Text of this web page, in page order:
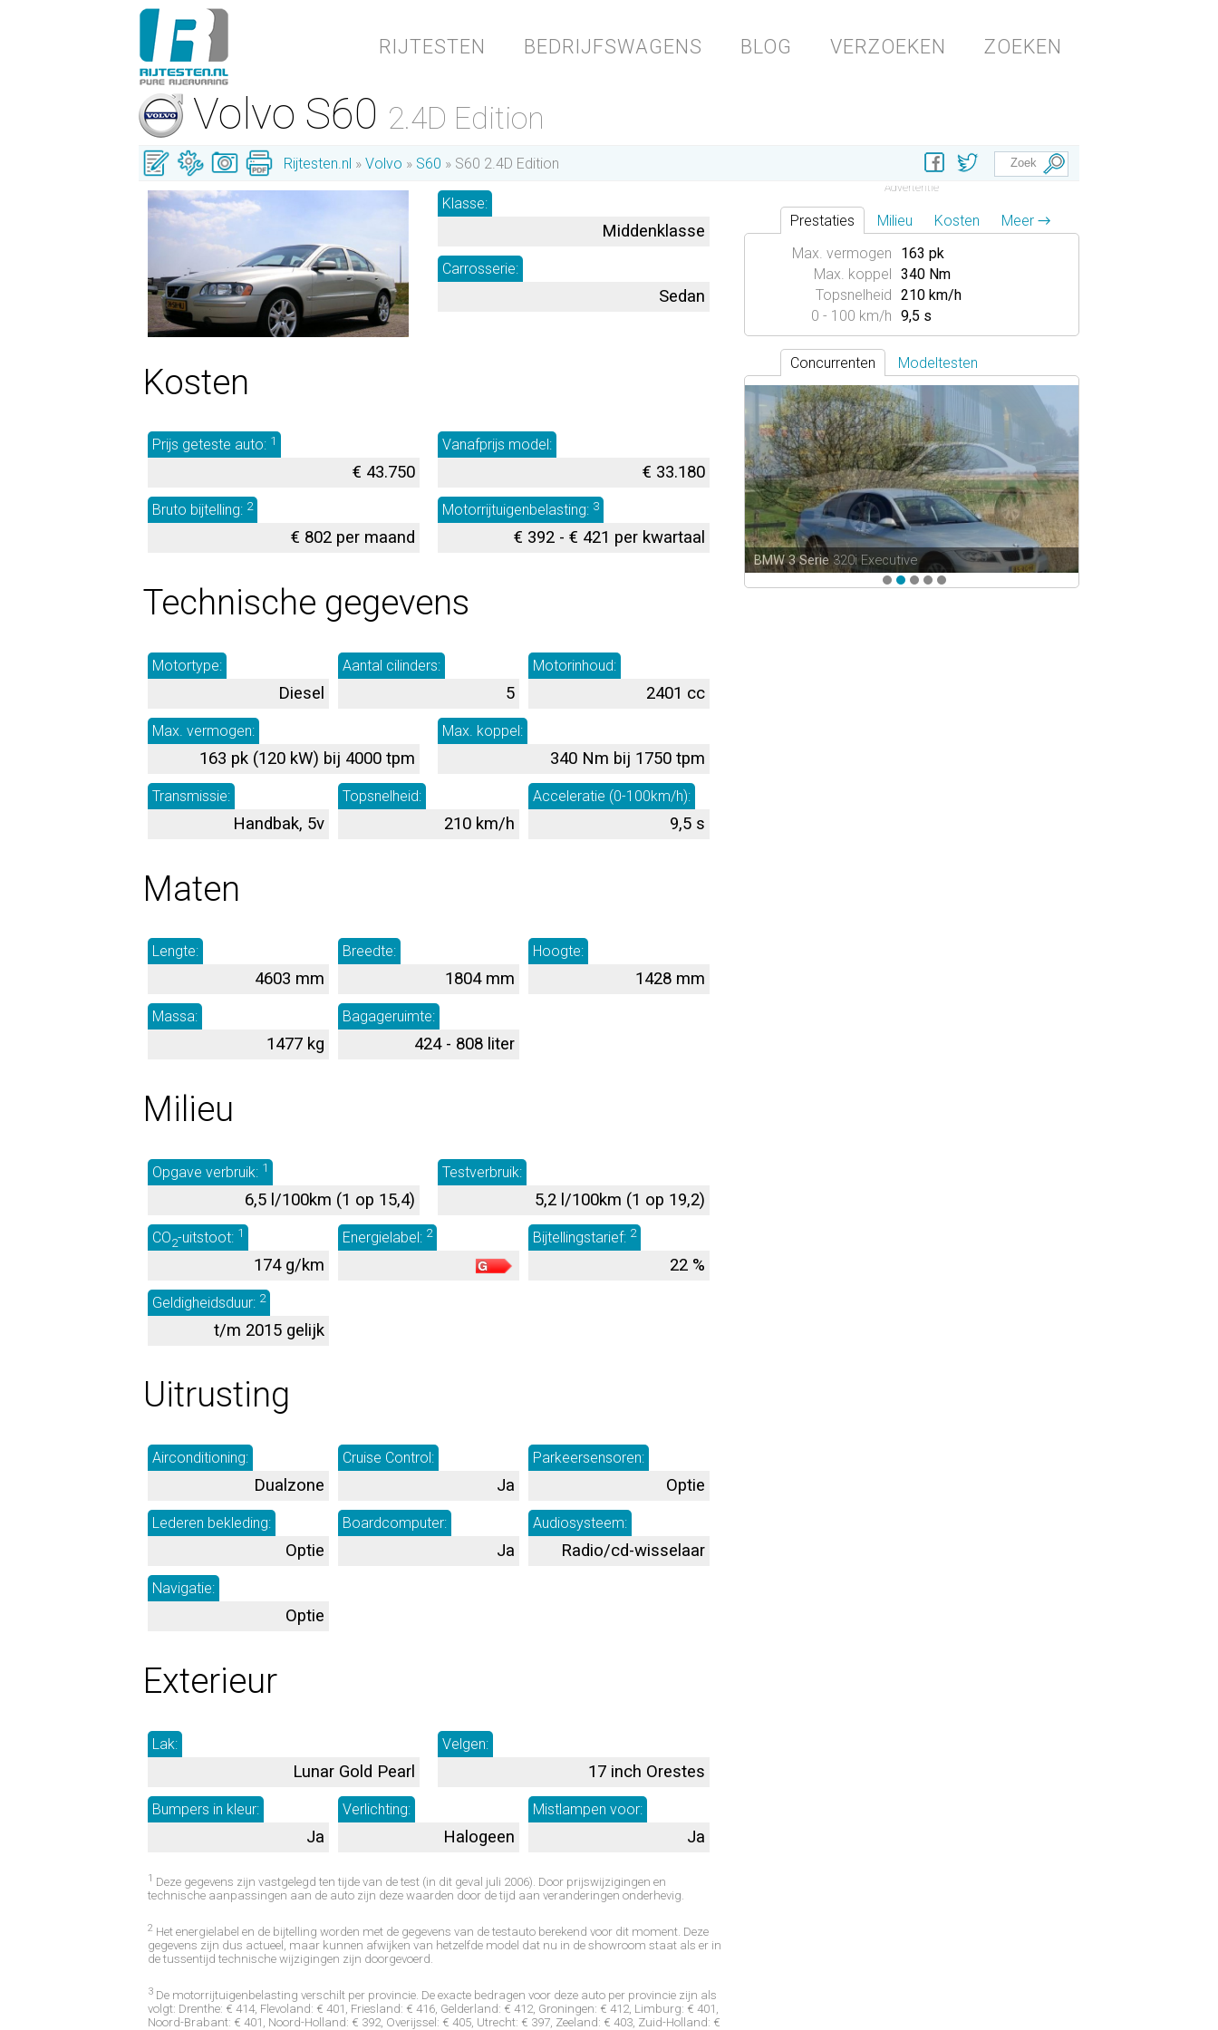
RIJTESTEN BEDRIJFSWAGENS BLOG VERZOEKEN ZOEKEN
Volvo S60 2.4D Edition
Rijtesten.nl Volvo S60 S60 2.4D Edition
Klasse:
Middenklasse
Carrosserie:
Sedan
Kosten
Prijs geteste auto: 1
€ 43.750
Vanafprijs model:
€ 33.180
Bruto bijtelling: 2
€ 802 per maand
Motorrijtuigenbelasting: 3
€ 392 - € 421 per kwartaal
Technische gegevens
Motortype:
Diesel
Aantal cilinders:
5
Motorinhoud:
2401 cc
Max. vermogen:
163 pk (120 kW) bij 4000 tpm
Max. koppel:
340 Nm bij 1750 tpm
Transmissie:
Handbak, 5v
Topsnelheid:
210 km/h
Acceleratie (0-100km/h):
9,5 s
Maten
Lengte:
4603 mm
Breedte:
1804 mm
Hoogte:
1428 mm
Massa:
1477 kg
Bagageruimte:
424 - 808 liter
Milieu
Opgave verbruik: 1
6,5 l/100km (1 op 15,4)
Testverbruik:
5,2 l/100km (1 op 19,2)
CO2-uitstoot: 1
174 g/km
Energielabel: 2 Bijtellingstarief: 2
22 %
Geldigheidsduur: 2
t/m 2015 gelijk
Uitrusting
Airconditioning:
Dualzone
Cruise Control:
Ja
Parkeersensoren:
Optie
Lederen bekleding:
Optie
Boardcomputer:
Ja
Audiosysteem:
Radio/cd-wisselaar
Navigatie:
Optie
Exterieur
Lak:
Lunar Gold Pearl
Velgen:
17 inch Orestes
Bumpers in kleur:
Ja
Verlichting:
Halogeen
Mistlampen voor:
Ja
1 Deze gegevens zijn vastgelegd ten tijde van de test (in dit geval juli 2006). Door prijswijzigingen en
technische aanpassingen aan de auto zijn deze waarden door de tijd aan veranderingen onderhevig.
2 Het energielabel en de bijtelling worden met de gegevens van de testauto berekend voor dit moment. Deze
gegevens zijn dus actueel, maar kunnen afwijken van hetzelfde model dat nu in de showroom staat als er in
de tussentijd technische wijzigingen zijn doorgevoerd.
3 De motorrijtuigenbelasting verschilt per provincie. De exacte bedragen voor deze auto per provincie zijn als
volgt: Drenthe: € 414, Flevoland: € 401, Friesland: € 416, Gelderland: € 412, Groningen: € 412, Limburg: € 401,
Noord-Brabant: € 401, Noord-Holland: € 392, Overijssel: € 405, Utrecht: € 397, Zeeland: € 403, Zuid-Holland: €
Prestaties Milieu Kosten
Meer →
Max. vermogen
163 pk
Max. koppel 340 Nm
Topsnelheid 210 km/h
0 - 100 km/h 9,5 s
Concurrenten Modeltesten
BMW 3 Serie320i Executive